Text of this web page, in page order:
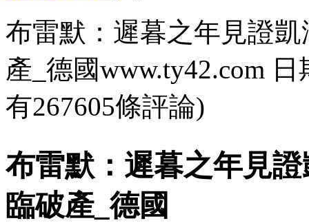
布雷默：遲暮之年見證
產_德國www.ty42.com
有267605條評論)
布雷默：遲暮之年
臨破產_德國